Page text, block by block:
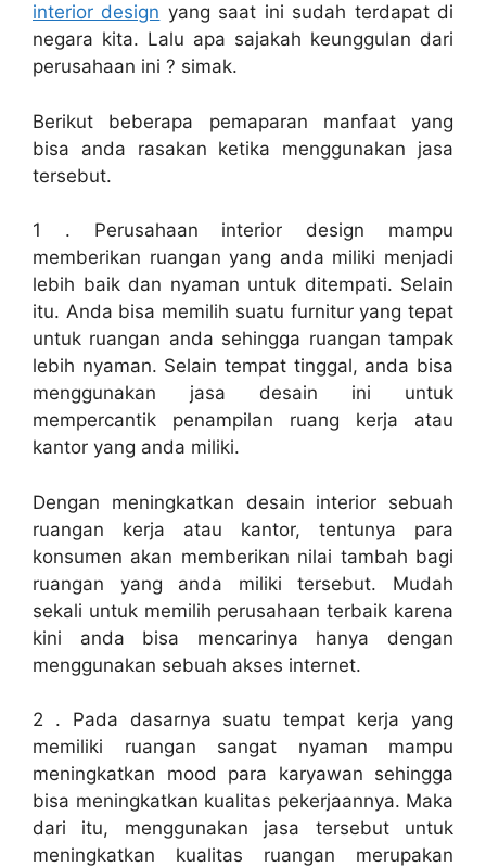
interior design yang saat ini sudah terdapat di
negara kita. Lalu apa sajakah keunggulan dari
perusahaan ini ? simak.
Berikut beberapa pemaparan manfaat yang
bisa anda rasakan ketika menggunakan jasa
tersebut.
1 . Perusahaan interior design mampu
memberikan ruangan yang anda miliki menjadi
lebih baik dan nyaman untuk ditempati. Selain
itu. Anda bisa memilih suatu furnitur yang tepat
untuk ruangan anda sehingga ruangan tampak
lebih nyaman. Selain tempat tinggal, anda bisa
menggunakan jasa desain ini untuk
mempercantik penampilan ruang kerja atau
kantor yang anda miliki.
Dengan meningkatkan desain interior sebuah
ruangan kerja atau kantor, tentunya para
konsumen akan memberikan nilai tambah bagi
ruangan yang anda miliki tersebut. Mudah
sekali untuk memilih perusahaan terbaik karena
kini anda bisa mencarinya hanya dengan
menggunakan sebuah akses internet.
2 . Pada dasarnya suatu tempat kerja yang
memiliki ruangan sangat nyaman mampu
meningkatkan mood para karyawan sehingga
bisa meningkatkan kualitas pekerjaannya. Maka
dari itu, menggunakan jasa tersebut untuk
meningkatkan kualitas ruangan merupakan